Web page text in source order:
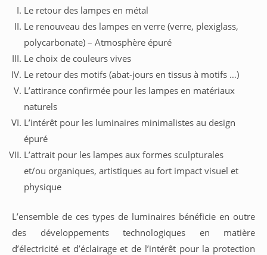
Le retour des lampes en métal
Le renouveau des lampes en verre (verre, plexiglass,
polycarbonate) – Atmosphère épuré
Le choix de couleurs vives
Le retour des motifs (abat-jours en tissus à motifs …)
L’attirance confirmée pour les lampes en matériaux
naturels
L’intérêt pour les luminaires minimalistes au design
épuré
L’attrait pour les lampes aux formes sculpturales
et/ou organiques, artistiques au fort impact visuel et
physique
L’ensemble de ces types de luminaires bénéficie en outre
des développements technologiques en matière
d’électricité et d’éclairage et de l’intérêt pour la protection